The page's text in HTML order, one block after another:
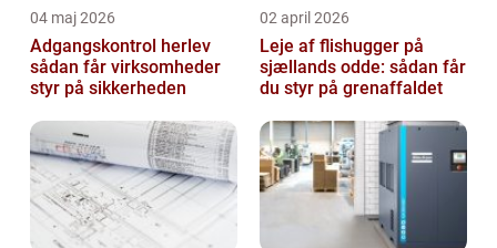
04 maj 2026
Adgangskontrol herlev
sådan får virksomheder
styr på sikkerheden
02 april 2026
Leje af flishugger på
sjællands odde: sådan får
du styr på grenaffaldet